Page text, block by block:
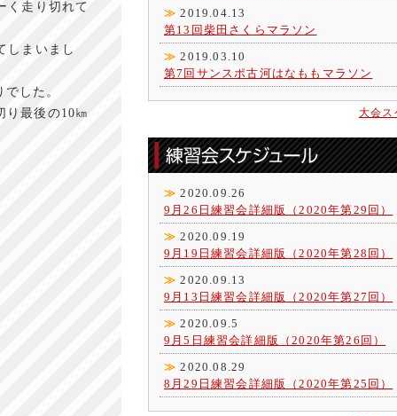
く走り切れて
しまいまし
した。
り最後の10㎞
≫ 2019.04.13
第13回柴田さくらマラソン
≫ 2019.03.10
第7回サンスポ古河はなももマラソン
大会ス
≫ 2020.09.26
9月26日練習会詳細版（2020年第29回）
≫ 2020.09.19
9月19日練習会詳細版（2020年第28回）
≫ 2020.09.13
9月13日練習会詳細版（2020年第27回）
≫ 2020.09.5
9月5日練習会詳細版（2020年第26回）
≫ 2020.08.29
8月29日練習会詳細版（2020年第25回）